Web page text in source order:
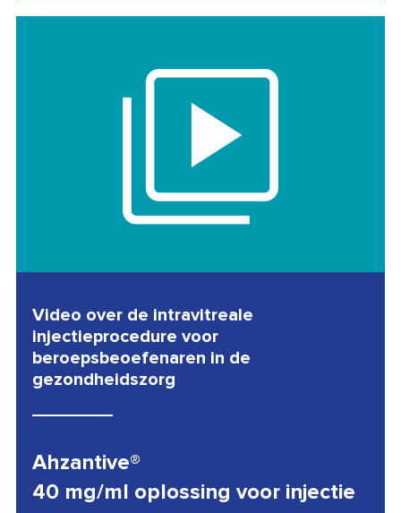
Video over de intravitreale
injectieprocedure voor
beroepsbeoefenaren in de
gezondheidszorg
Ahzantive®
40 mg/ml oplossing voor injectie